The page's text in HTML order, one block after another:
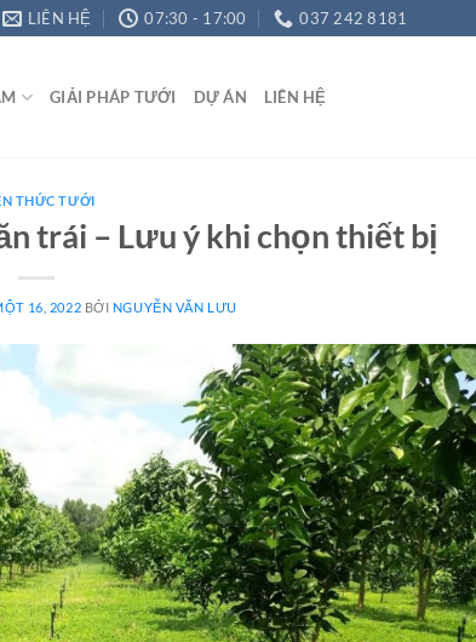
LIÊN HỆ 07:30 - 17:00 037 242 8181
GIẢI PHÁP TƯỚI DỰ ÁN LIÊN HỆ
THỨC TƯỚI
trái – Lưu ý khi chọn thiết bị
16, 2022 BỞI NGUYỄN VĂN LƯU